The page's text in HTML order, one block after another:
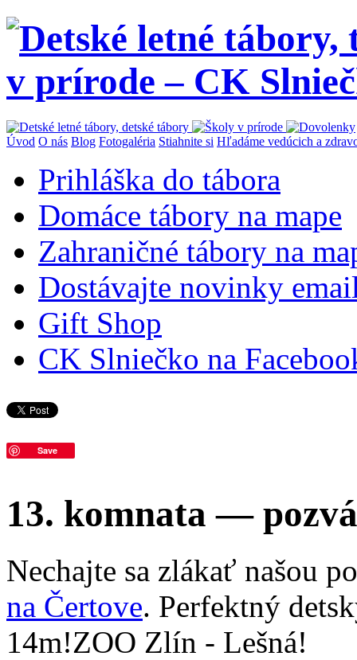
Úvod O nás Blog Fotogaléria Stiahnite si Hľadáme vedúcich a
Prihláška do tábora
Domáce tábory na mape
Zahraničné tábory na
Dostávajte novinky
Gift Shop
CK Slniečko na
Save
13. komnata —
Nechajte sa zlákať našou
na Čertove. Perfektný
14m!ZOO Zlín - Lešná!